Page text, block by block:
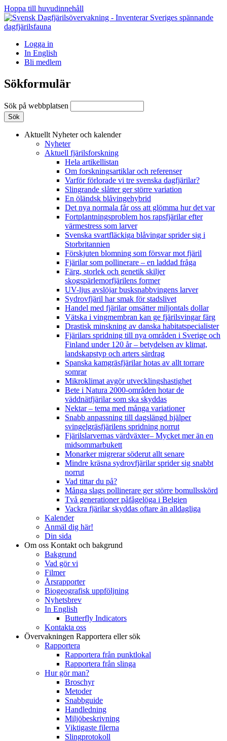
Hoppa till huvudinnehåll
Logga in
In English
Bli medlem
Sökformulär
Sök på webbplatsen
Aktuellt Nyheter och kalender
Nyheter
Aktuell fjärilsforskning
Hela artikellistan
Om forskningsartiklar och referenser
Varför förlorade vi tre svenska dagfjärilar?
Slingrande slåtter ger större variation
En öländsk blåvingehybrid
Det nya normala får oss att glömma hur det var
Fortplantningsproblem hos rapsfjärilar efter
värmestress som larver
Svenska svartfläckiga blåvingar sprider sig i
Storbritannien
Förskjuten blomning som försvar mot fjäril
Fjärilar som pollinerare – en laddad fråga
Färg, storlek och genetik skiljer
skogspärlemorfjärilens former
UV-ljus avslöjar busksnabbvingens larver
Sydrovfjäril har smak för stadslivet
Handel med fjärilar omsätter miljontals dollar
Vätska i vingmembran kan ge fjärilsvingar färg
Drastisk minskning av danska habitatspecialister
Fjärilars spridning till nya områden i Sverige och
Finland under 120 år– betydelsen av klimat,
landskapstyp och arters särdrag
Spanska kamgräsfjärilar hotas av allt torrare
somrar
Mikroklimat avgör utvecklingshastighet
Bete i Natura 2000-områden hotar de
väddnätfjärilar som ska skyddas
Nektar – tema med många variationer
Snabb anpassning till dagslängd hjälper
svingelgräsfjärilens spridning norrut
Fjärilslarvernas värdväxter– Mycket mer än en
midsommarbukett
Monarker migrerar söderut allt senare
Mindre kräsna sydrovfjärilar sprider sig snabbt
norrut
Vad tittar du på?
Många slags pollinerare ger större bomullsskörd
Två generationer påfågelöga i Belgien
Vackra fjärilar skyddas oftare än alldagliga
Kalender
Anmäl dig här!
Din sida
Om oss Kontakt och bakgrund
Bakgrund
Vad gör vi
Filmer
Årsrapporter
Biogeografisk uppföljning
Nyhetsbrev
In English
Butterfly Indicators
Kontakta oss
Övervakningen Rapportera eller sök
Rapportera
Rapportera från punktlokal
Rapportera från slinga
Hur gör man?
Broschyr
Metoder
Snabbguide
Handledning
Miljöbeskrivning
Viktigaste filerna
Slingprotokoll